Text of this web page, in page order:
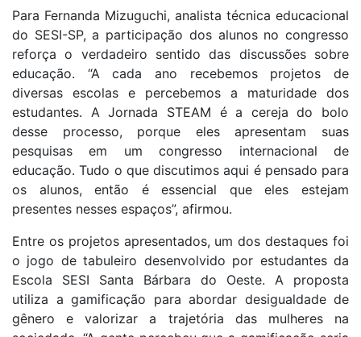
Para Fernanda Mizuguchi, analista técnica educacional
do SESI-SP, a participação dos alunos no congresso
reforça o verdadeiro sentido das discussões sobre
educação. “A cada ano recebemos projetos de
diversas escolas e percebemos a maturidade dos
estudantes. A Jornada STEAM é a cereja do bolo
desse processo, porque eles apresentam suas
pesquisas em um congresso internacional de
educação. Tudo o que discutimos aqui é pensado para
os alunos, então é essencial que eles estejam
presentes nesses espaços”, afirmou.
Entre os projetos apresentados, um dos destaques foi
o jogo de tabuleiro desenvolvido por estudantes da
Escola SESI Santa Bárbara do Oeste. A proposta
utiliza a gamificação para abordar desigualdade de
gênero e valorizar a trajetória das mulheres na